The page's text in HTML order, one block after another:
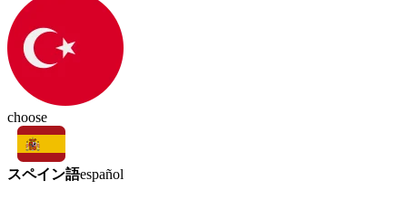
choose
スペイン語español